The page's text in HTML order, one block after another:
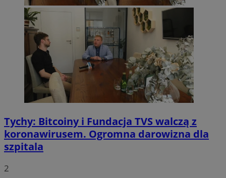
Tychy: Bitcoiny i Fundacja TVS walczą z
koronawirusem. Ogromna darowizna dla
szpitala
2